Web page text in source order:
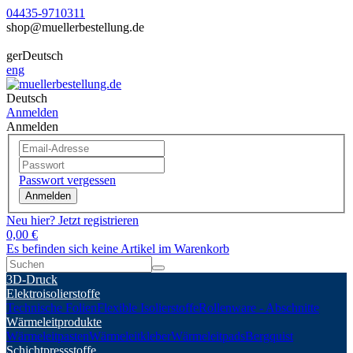
04435-9710311
shop@muellerbestellung.de
gerDeutsch
eng
Deutsch
Anmelden
Anmelden
Passwort vergessen
Anmelden
Neu hier? Jetzt registrieren
0,00 €
Es befinden sich keine Artikel im Warenkorb
3D-Druck
Elektroisolierstoffe
Technische FolienFlexible IsolierstoffeRollenware - Abschnitte
Wärmeleitprodukte
WärmeleitpastenWärmeleitkleberWärmeleitpadsBergquist
Schichtpressstoffe